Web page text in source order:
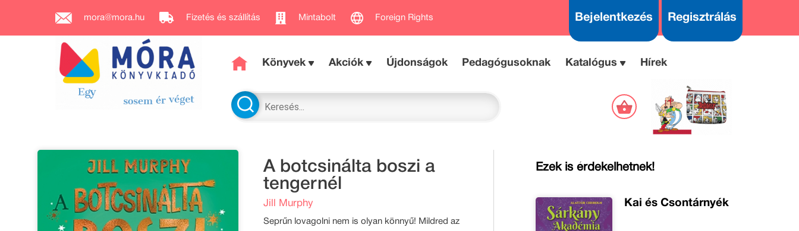
mora@mora.hu Fizetés és szállítás Mintabolt Foreign Rights Bejelentkezés Regisztrálás
Könyvek Akciók Újdonságok Pedagógusoknak Katalógus Hírek
A botcsinálta boszi a
tengernél
Jill Murphy
Seprűn lovagolni nem is olyan könnyű! Mildred az
Ezek is érdekelhetnek!
Kai és Csontárnyék